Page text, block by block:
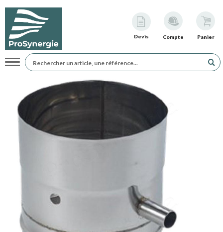
Devis Compte Panier
Navigation